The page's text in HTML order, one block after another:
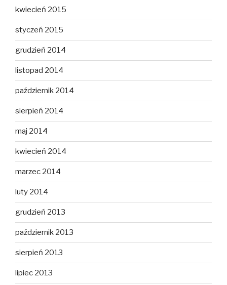
kwiecień 2015
styczeń 2015
grudzień 2014
listopad 2014
październik 2014
sierpień 2014
maj 2014
kwiecień 2014
marzec 2014
luty 2014
grudzień 2013
październik 2013
sierpień 2013
lipiec 2013